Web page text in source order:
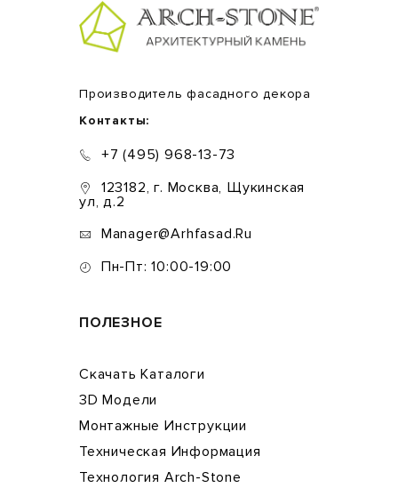
Производитель фасадного декора
Контакты:
+7 (495) 968-13-73
123182, г. Москва, Щукинская
ул, д.2
Manager@arhfasad.ru
Пн-Пт: 10:00-19:00
ПОЛЕЗНОЕ
Скачать Каталоги
3D Модели
Монтажные Инструкции
Техническая Информация
Технология Arch-Stone